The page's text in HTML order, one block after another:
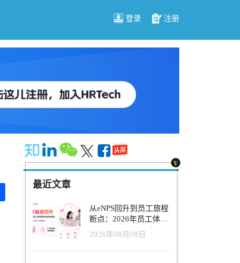
登录 注册
最近文章
从eNPS回升到员工旅程
断点：2026年员工体验
管理正在发生什么变
2026年08月08日